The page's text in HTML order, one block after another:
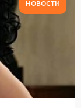
НОВОСТИ